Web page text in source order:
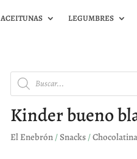
ACEITUNAS LEGUMBRES
Búsqueda
de
productos
Kinder bueno
El Enebrón / Snacks /